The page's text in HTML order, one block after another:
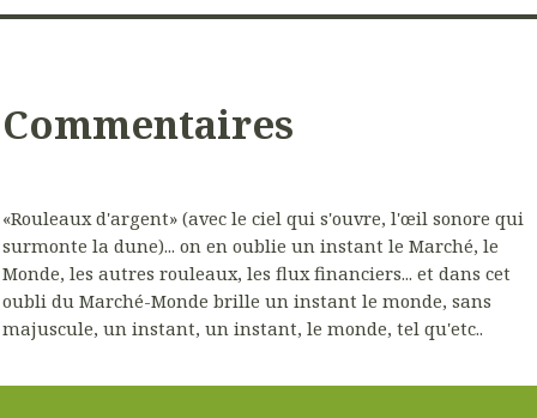
Commentaires
«Rouleaux d'argent» (avec le ciel qui s'ouvre, l'œil sonore qui
surmonte la dune)... on en oublie un instant le Marché, le
Monde, les autres rouleaux, les flux financiers... et dans cet
oubli du Marché-Monde brille un instant le monde, sans
majuscule, un instant, un instant, le monde, tel qu'etc..